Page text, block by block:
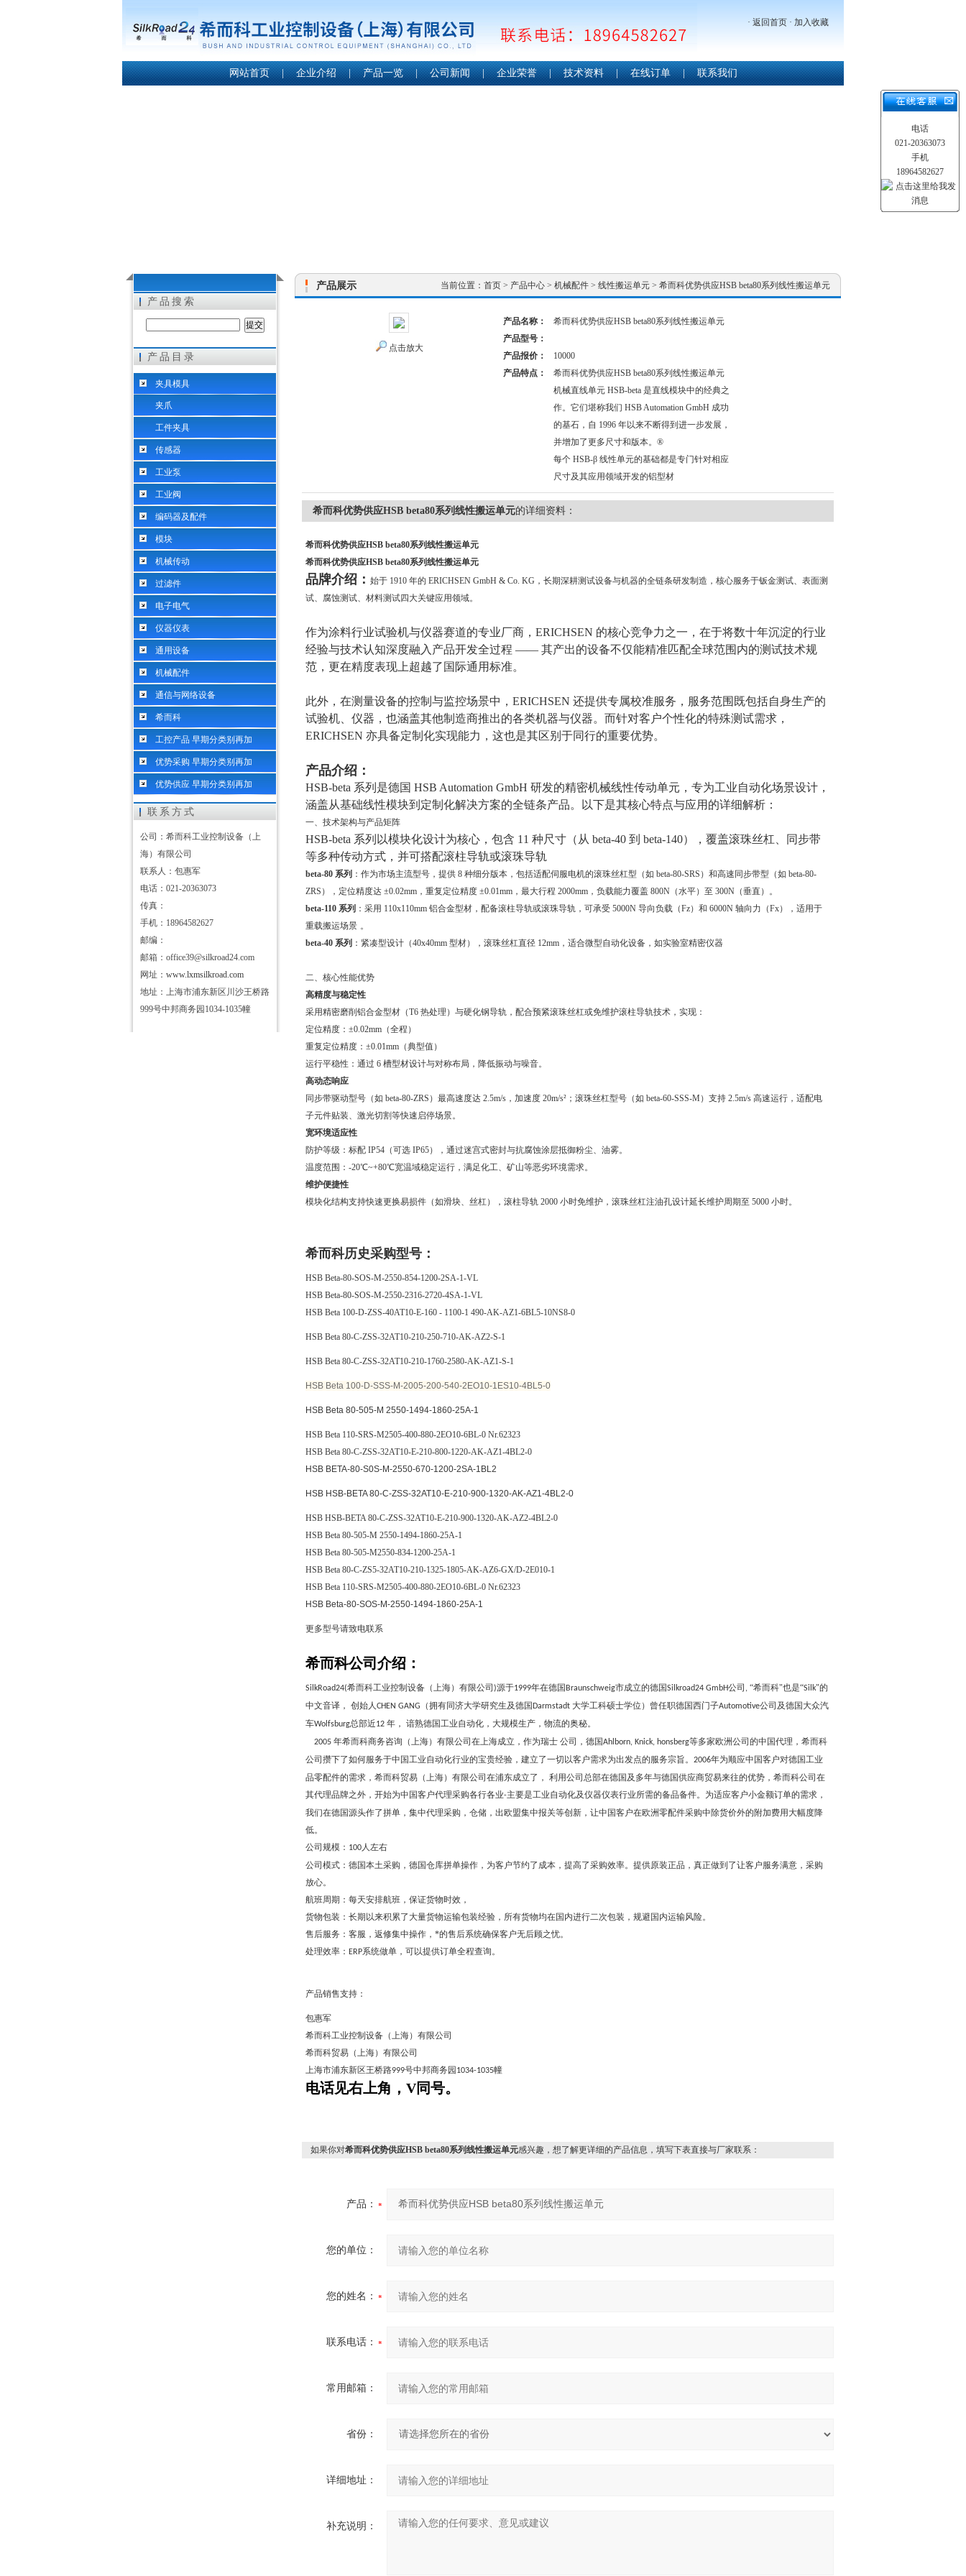
希而科工业控制设备（上海）有限公司
· 返回首页 · 加入收藏
网站首页 | 企业介绍 | 产品一览 | 公司新闻 | 企业荣誉 | 技术资料 | 在线订单 | 联系我们
产品搜索
产品目录
夹具模具
夹爪
工件夹具
传感器
工业泵
工业阀
编码器及配件
模块
机械传动
过滤件
电子电气
仪器仪表
通用设备
机械配件
通信与网络设备
希而科
工控产品 早期分类别再加
优势采购 早期分类别再加
优势供应 早期分类别再加
联系方式
公司：希而科工业控制设备（上
海）有限公司
联系人：包惠军
电话：021-20363073
传真：
手机：18964582627
邮编：
邮箱：office39@silkroad24.com
网址： www.lxmsilkroad.com
地址：上海市浦东新区川沙王桥路
999号中邦商务园1034-1035幢
产品展示 当前位置： 首页 > 产品中心 > 机械配件 > 线性搬运单元 > 希而科优势供应HSB beta80系列线性搬运单元
点击放大
产品名称：
希而科优势供应HSB beta80系列线性搬运单元
产品型号：
产品报价：
10000
产品特点：
希而科优势供应HSB beta80系列线性搬运单元
机械直线单元 HSB-beta 是直线模块中的经典之
作。它们堪称我们 HSB Automation GmbH 成功
的基石，自 1996 年以来不断得到进一步发展，
并增加了更多尺寸和版本。®
每个 HSB-β 线性单元的基础都是专门针对相应
尺寸及其应用领域开发的铝型材
希而科优势供应HSB beta80系列线性搬运单元的详细资料：
希而科优势供应HSB beta80系列线性搬运单元
希而科优势供应HSB beta80系列线性搬运单元
品牌介绍： 始于 1910 年的 ERICHSEN GmbH & Co. KG，长期深耕测试设备与机器的全链条研发制造，核心服务于钣金测试、表面测
试、腐蚀测试、材料测试四大关键应用领域。
作为涂料行业试验机与仪器赛道的专业厂商，ERICHSEN 的核心竞争力之一，在于将数十年沉淀的行业
经验与技术认知深度融入产品开发全过程 —— 其产出的设备不仅能精准匹配全球范围内的测试技术规
范，更在精度表现上超越了国际通用标准。
此外，在测量设备的控制与监控场景中，ERICHSEN 还提供专属校准服务，服务范围既包括自身生产的
试验机、仪器，也涵盖其他制造商推出的各类机器与仪器。而针对客户个性化的特殊测试需求，
ERICHSEN 亦具备定制化实现能力，这也是其区别于同行的重要优势。
产品介绍：
HSB-beta 系列是德国 HSB Automation GmbH 研发的精密机械线性传动单元，专为工业自动化场景设计，
涵盖从基础线性模块到定制化解决方案的全链条产品。以下是其核心特点与应用的详细解析：
一、技术架构与产品矩阵
HSB-beta 系列以模块化设计为核心，包含 11 种尺寸（从 beta-40 到 beta-140），覆盖滚珠丝杠、同步带
等多种传动方式，并可搭配滚柱导轨或滚珠导轨
beta-80 系列 ：作为市场主流型号，提供 8 种细分版本，包括适配伺服电机的滚珠丝杠型（如 beta-80-SRS）和高速同步带型（如 beta-80-
ZRS），定位精度达 ±0.02mm，重复定位精度 ±0.01mm，最大行程 2000mm，负载能力覆盖 800N（水平）至 300N（垂直）。
beta-110 系列 ：采用 110x110mm 铝合金型材，配备滚柱导轨或滚珠导轨，可承受 5000N 导向负载（Fz）和 6000N 轴向力（Fx），适用于
重载搬运场景 。
beta-40 系列 ：紧凑型设计（40x40mm 型材），滚珠丝杠直径 12mm，适合微型自动化设备，如实验室精密仪器
二、核心性能优势
高精度与稳定性
采用精密磨削铝合金型材（T6 热处理）与硬化钢导轨，配合预紧滚珠丝杠或免维护滚柱导轨技术，实现：
定位精度：±0.02mm（全程）
重复定位精度：±0.01mm（典型值）
运行平稳性：通过 6 槽型材设计与对称布局，降低振动与噪音。
高动态响应
同步带驱动型号（如 beta-80-ZRS）最高速度达 2.5m/s，加速度 20m/s²；滚珠丝杠型号（如 beta-60-SSS-M）支持 2.5m/s 高速运行，适配电
子元件贴装、激光切割等快速启停场景。
宽环境适应性
防护等级：标配 IP54（可选 IP65），通过迷宫式密封与抗腐蚀涂层抵御粉尘、油雾。
温度范围：-20℃~+80℃宽温域稳定运行，满足化工、矿山等恶劣环境需求。
维护便捷性
模块化结构支持快速更换易损件（如滑块、丝杠），滚柱导轨 2000 小时免维护，滚珠丝杠注油孔设计延长维护周期至 5000 小时。
希而科历史采购型号：
HSB Beta-80-SOS-M-2550-854-1200-2SA-1-VL
HSB Beta-80-SOS-M-2550-2316-2720-4SA-1-VL
HSB Beta 100-D-ZSS-40AT10-E-160 - 1100-1 490-AK-AZ1-6BL5-10NS8-0
HSB Beta 80-C-ZSS-32AT10-210-250-710-AK-AZ2-S-1
HSB Beta 80-C-ZSS-32AT10-210-1760-2580-AK-AZ1-S-1
HSB Beta 100-D-SSS-M-2005-200-540-2EO10-1ES10-4BL5-0
HSB Beta 80-505-M 2550-1494-1860-25A-1
HSB Beta 110-SRS-M2505-400-880-2EO10-6BL-0 Nr.62323
HSB Beta 80-C-ZSS-32AT10-E-210-800-1220-AK-AZ1-4BL2-0
HSB BETA-80-S0S-M-2550-670-1200-2SA-1 BL2
HSB HSB-BETA 80-C-ZSS-32AT10-E-210-900-1320-AK-AZ1-4BL2-0
HSB HSB-BETA 80-C-ZSS-32AT10-E-210-900-1320-AK-AZ2-4BL2-0
HSB Beta 80-505-M 2550-1494-1860-25A-1
HSB Beta 80-505-M2550-834-1200-25A-1
HSB Beta 80-C-ZS5-32AT10-210-1325-1805-AK-AZ6-GX/D-2E010-1
HSB Beta 110-SRS-M2505-400-880-2EO10-6BL-0 Nr.62323
HSB Beta-80-SOS-M-2550-1494-1860-25A-1
更多型号请致电联系
希而科公司介绍：
SilkRoad24(希而科工业控制设备（上海）有限公司 )源于1999年在德国 Braunschweig市成立的德国Silkroad24 GmbH公司 , “希而科"也是“Silk"的
中文音译， 创始人CHEN GANG （拥有同济大学研究生及德国 Darmstadt 大学工科硕士学位）曾任职德国西门子Automotive公司及德国大众汽
车Wolfsburg总部近12 年， 谙熟德国工业自动化，大规模生产，物流的奥秘。
2005 年希而科商务咨询（上海）有限公司在上海成立，作为瑞士 公司，德国Ahlborn, Knick, honsberg等多家欧洲公司的中国代理，希而科
公司攒下了如何服务于中国工业自动化行业的宝贵经验，建立了一切以客户需求为出发点的服务宗旨。 2006年为顺应中国客户对德国工业
品零配件的需求，希而科贸易（上海）有限公司在浦东成立了， 利用公司总部在德国及多年与德国供应商贸易来往的优势，希而科公司在
其代理品牌之外，开始为中国客户代理采购各行各业-主要是工业自动化及仪器仪表行业所需的备品备件。为适应客户小金额订单的需求，
我们在德国源头作了拼单，集中代理采购，仓储，出欧盟集中报关等创新，让中国客户在欧洲零配件采购中除货价外的附加费用大幅度降
低。
公司规模： 100人左右
公司模式：德国本土采购，德国仓库拼单操作，为客户节约了成本，提高了采购效率。提供原装正品，真正做到了让客户服务满意，采购
放心。
航班周期：每天安排航班，保证货物时效，
货物包装：长期以来积累了大量货物运输包装经验，所有货物均在国内进行二次包装，规避国内运输风险。
售后服务：客服，返修集中操作，*的售后系统确保客户无后顾之忧。
处理效率： ERP系统做单，可以提供订单全程查询。
产品销售支持：
包惠军
希而科工业控制设备（上海）有限公司
希而科贸易（上海）有限公司
上海市浦东新区王桥路999号中邦商务园 1034-1035幢
电话见右上角，V同号。
如果你对希而科优势供应HSB beta80系列线性搬运单元感兴趣，想了解更详细的产品信息，填写下表直接与厂家联系：
产品：
您的单位：
您的姓名：
联系电话：
常用邮箱：
省份：
详细地址：
补充说明：
电话
021-20363073
手机
18964582627